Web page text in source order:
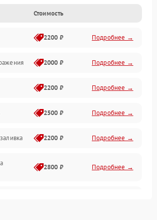
интерфейсы
и индикация
Стоимость
2200 ₽ Подробнее →
2000 ₽ Подробнее →
2200 ₽ Подробнее →
2500 ₽ Подробнее →
2200 ₽ Подробнее →
2800 ₽ Подробнее →